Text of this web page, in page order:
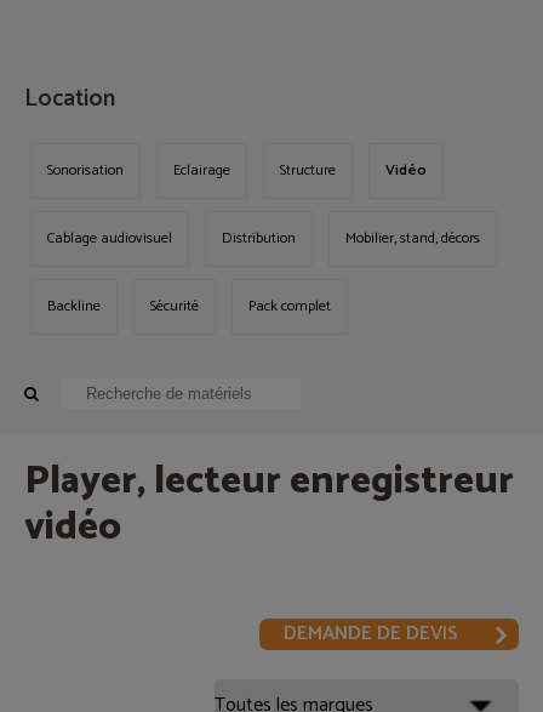
Location
Sonorisation Eclairage Structure Vidéo
Cablage audiovisuel Distribution Mobilier, stand, décors
Backline Sécurité Pack complet
Player, lecteur enregistreur
vidéo
DEMANDE DE DEVIS